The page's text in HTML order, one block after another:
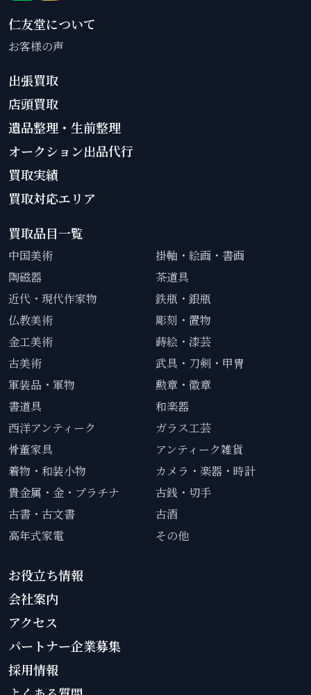
仁友堂について
お客様の声
出張買取
店頭買取
遺品整理・生前整理
オークション出品代行
買取実績
買取対応エリア
買取品目一覧
中国美術
掛軸・絵画・書画
陶磁器
茶道具
近代・現代作家物
鉄瓶・銀瓶
仏教美術
彫刻・置物
金工美術
蒔絵・漆芸
古美術
武具・刀剣・甲冑
軍装品・軍物
勲章・徽章
書道具
和楽器
西洋アンティーク
ガラス工芸
骨董家具
アンティーク雑貨
着物・和装小物
カメラ・楽器・時計
貴金属・金・プラチナ
古銭・切手
古書・古文書
古酒
高年式家電
その他
お役立ち情報
会社案内
アクセス
パートナー企業募集
採用情報